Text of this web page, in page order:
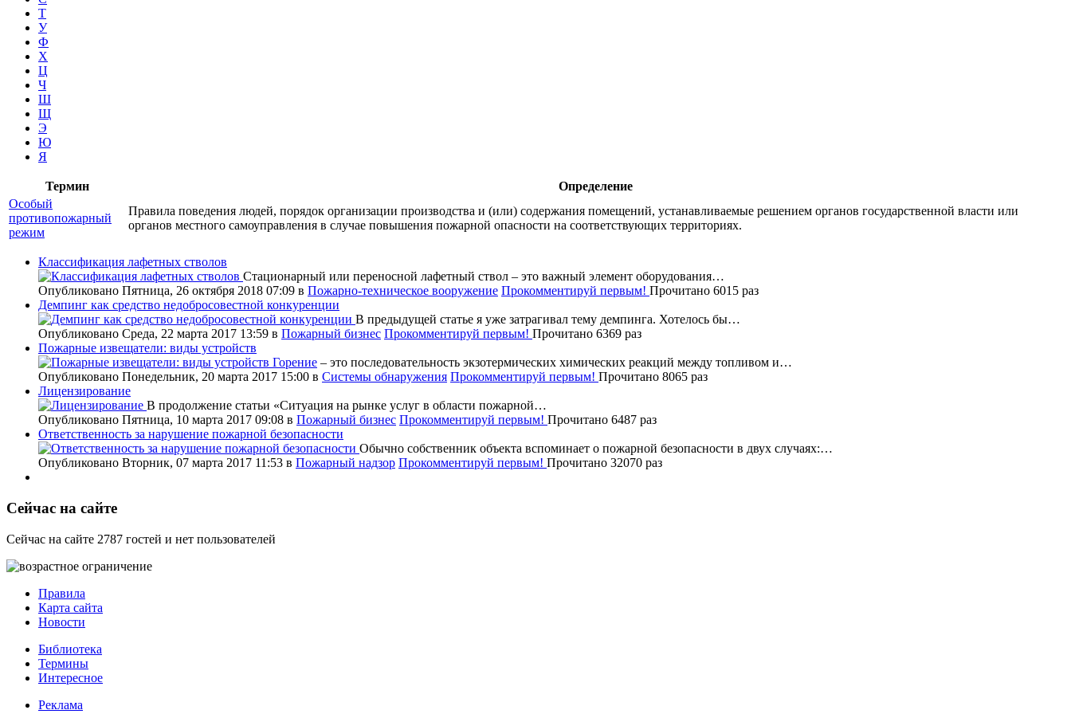
Т
У
Ф
Х
Ц
Ч
Ш
Щ
Э
Ю
Я
Термин
Определение
Особый
противопожарный
режим
Правила поведения людей, порядок организации производства и (или) содержания помещений, устанавливаемые решением органов государственной власти или
органов местного самоуправления в случае повышения пожарной опасности на соответствующих территориях.
Классификация лафетных стволов
Стационарный или переносной лафетный ствол – это важный элемент оборудования…
Опубликовано Пятница, 26 октября 2018 07:09 в Пожарно-техническое вооружение Прокомментируй первым! Прочитано 6015 раз
Демпинг как средство недобросовестной конкуренции
В предыдущей статье я уже затрагивал тему демпинга. Хотелось бы…
Опубликовано Среда, 22 марта 2017 13:59 в Пожарный бизнес Прокомментируй первым! Прочитано 6369 раз
Пожарные извещатели: виды устройств
Горение – это последовательность экзотермических химических реакций между топливом и…
Опубликовано Понедельник, 20 марта 2017 15:00 в Системы обнаружения Прокомментируй первым! Прочитано 8065 раз
Лицензирование
В продолжение статьи «Ситуация на рынке услуг в области пожарной…
Опубликовано Пятница, 10 марта 2017 09:08 в Пожарный бизнес Прокомментируй первым! Прочитано 6487 раз
Ответственность за нарушение пожарной безопасности
Обычно собственник объекта вспоминает о пожарной безопасности в двух случаях:…
Опубликовано Вторник, 07 марта 2017 11:53 в Пожарный надзор Прокомментируй первым! Прочитано 32070 раз
Сейчас на сайте
Сейчас на сайте 2787 гостей и нет пользователей
Правила
Карта сайта
Новости
Библиотека
Термины
Интересное
Реклама